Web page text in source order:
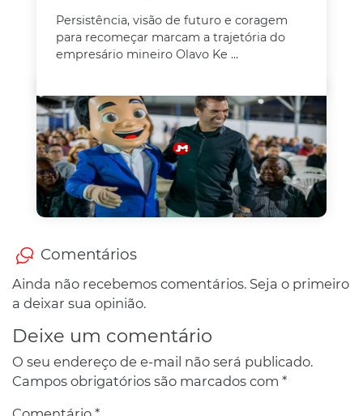
Persistência, visão de futuro e coragem
para recomeçar marcam a trajetória do
empresário mineiro Olavo Ke ...
Comentários
Ainda não recebemos comentários. Seja o primeiro
a deixar sua opinião.
Deixe um comentário
O seu endereço de e-mail não será publicado.
Campos obrigatórios são marcados com *